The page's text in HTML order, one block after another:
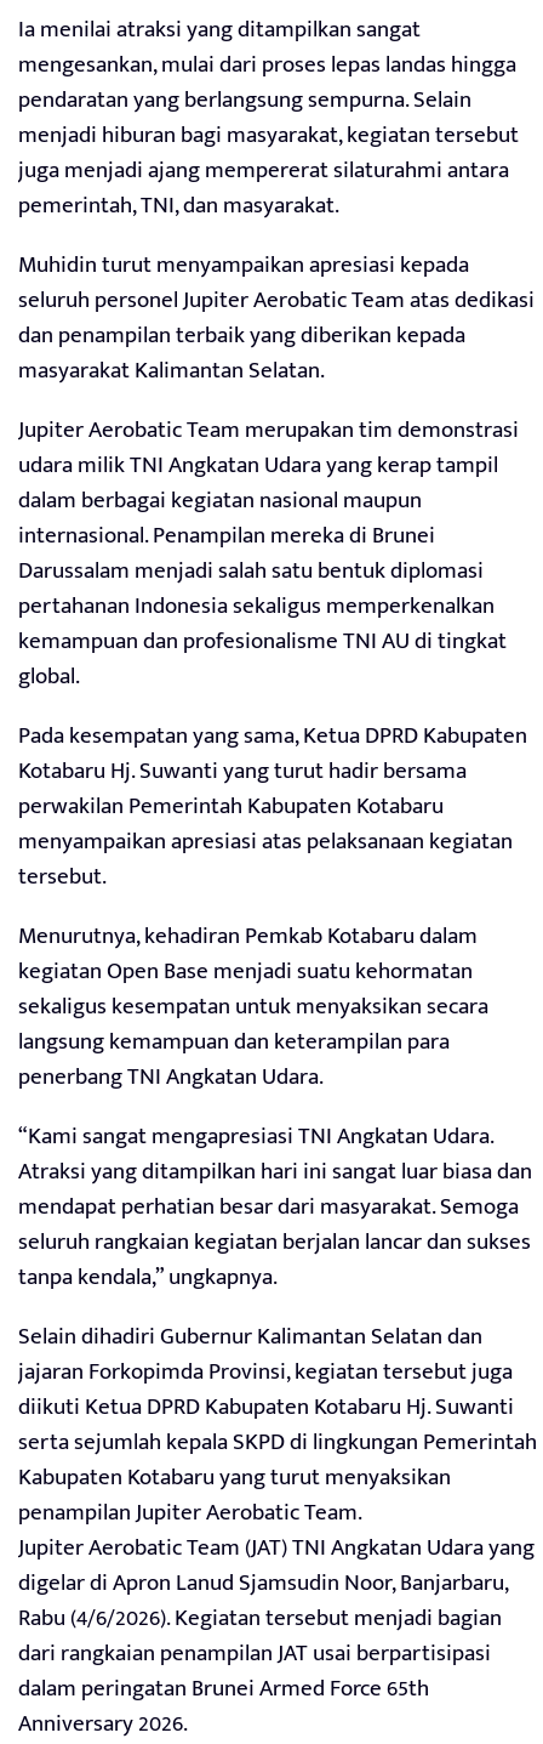
Ia menilai atraksi yang ditampilkan sangat
mengesankan, mulai dari proses lepas landas hingga
pendaratan yang berlangsung sempurna. Selain
menjadi hiburan bagi masyarakat, kegiatan tersebut
juga menjadi ajang mempererat silaturahmi antara
pemerintah, TNI, dan masyarakat.
Muhidin turut menyampaikan apresiasi kepada
seluruh personel Jupiter Aerobatic Team atas dedikasi
dan penampilan terbaik yang diberikan kepada
masyarakat Kalimantan Selatan.
Jupiter Aerobatic Team merupakan tim demonstrasi
udara milik TNI Angkatan Udara yang kerap tampil
dalam berbagai kegiatan nasional maupun
internasional. Penampilan mereka di Brunei
Darussalam menjadi salah satu bentuk diplomasi
pertahanan Indonesia sekaligus memperkenalkan
kemampuan dan profesionalisme TNI AU di tingkat
global.
Pada kesempatan yang sama, Ketua DPRD Kabupaten
Kotabaru Hj. Suwanti yang turut hadir bersama
perwakilan Pemerintah Kabupaten Kotabaru
menyampaikan apresiasi atas pelaksanaan kegiatan
tersebut.
Menurutnya, kehadiran Pemkab Kotabaru dalam
kegiatan Open Base menjadi suatu kehormatan
sekaligus kesempatan untuk menyaksikan secara
langsung kemampuan dan keterampilan para
penerbang TNI Angkatan Udara.
“Kami sangat mengapresiasi TNI Angkatan Udara.
Atraksi yang ditampilkan hari ini sangat luar biasa dan
mendapat perhatian besar dari masyarakat. Semoga
seluruh rangkaian kegiatan berjalan lancar dan sukses
tanpa kendala,” ungkapnya.
Selain dihadiri Gubernur Kalimantan Selatan dan
jajaran Forkopimda Provinsi, kegiatan tersebut juga
diikuti Ketua DPRD Kabupaten Kotabaru Hj. Suwanti
serta sejumlah kepala SKPD di lingkungan Pemerintah
Kabupaten Kotabaru yang turut menyaksikan
penampilan Jupiter Aerobatic Team.
Jupiter Aerobatic Team (JAT) TNI Angkatan Udara yang
digelar di Apron Lanud Sjamsudin Noor, Banjarbaru,
Rabu (4/6/2026). Kegiatan tersebut menjadi bagian
dari rangkaian penampilan JAT usai berpartisipasi
dalam peringatan Brunei Armed Force 65th
Anniversary 2026.